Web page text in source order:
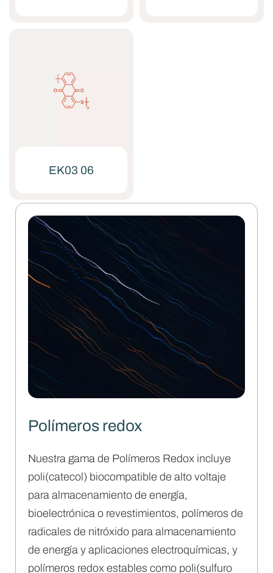
EK03 06
Polímeros redox
Nuestra gama de Polímeros Redox incluye
poli(catecol) biocompatible de alto voltaje
para almacenamiento de energía,
bioelectrónica o revestimientos, polímeros de
radicales de nitróxido para almacenamiento
de energía y aplicaciones electroquímicas, y
polímeros redox estables como poli(sulfuro